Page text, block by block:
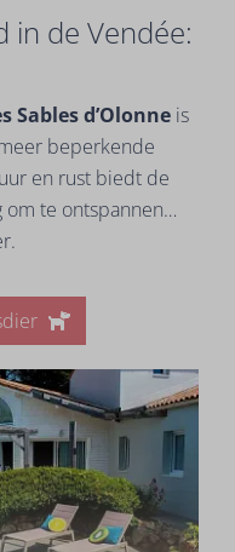
in de Vendée:
d’Olonne is
beperkende
en rust biedt de
om te ontspannen…